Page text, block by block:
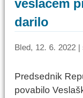
veslačem
darilo
Bled, 12. 6. 2022
Predsednik
povabilo